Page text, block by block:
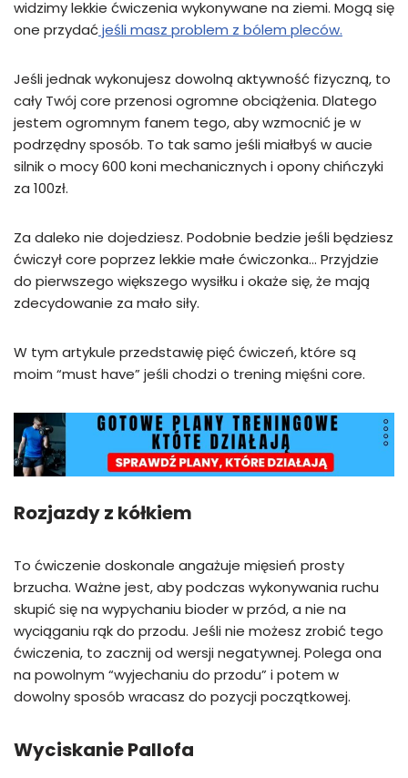
widzimy lekkie ćwiczenia wykonywane na ziemi. Mogą się
one przydaćjeśli masz problem z bólem pleców.
Jeśli jednak wykonujesz dowolną aktywność fizyczną, to
cały Twój core przenosi ogromne obciążenia. Dlatego
jestem ogromnym fanem tego, aby wzmocnić je w
podrzędny sposób. To tak samo jeśli miałbyś w aucie
silnik o mocy 600 koni mechanicznych i opony chińczyki
za 100zł.
Za daleko nie dojedziesz. Podobnie bedzie jeśli będziesz
ćwiczył core poprzez lekkie małe ćwiczonka… Przyjdzie
do pierwszego większego wysiłku i okaże się, że mają
zdecydowanie za mało siły.
W tym artykule przedstawię pięć ćwiczeń, które są
moim “must have” jeśli chodzi o trening mięśni core.
Rozjazdy z kółkiem
To ćwiczenie doskonale angażuje mięsień prosty
brzucha. Ważne jest, aby podczas wykonywania ruchu
skupić się na wypychaniu bioder w przód, a nie na
wyciąganiu rąk do przodu. Jeśli nie możesz zrobić tego
ćwiczenia, to zacznij od wersji negatywnej. Polega ona
na powolnym “wyjechaniu do przodu” i potem w
dowolny sposób wracasz do pozycji początkowej.
Wyciskanie Pallofa